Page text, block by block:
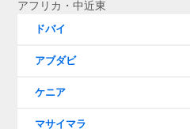
アフリカ・中近東
ドバイ
アブダビ
ケニア
マサイマラ